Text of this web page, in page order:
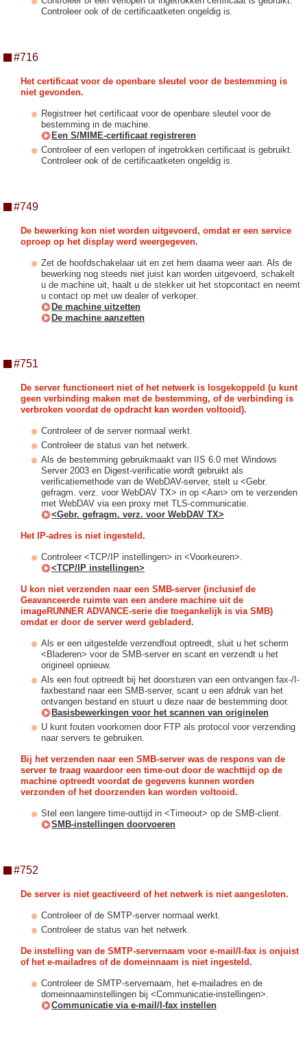
Controleer ook of de certificaatketen ongeldig is.
#716
Het certificaat voor de openbare sleutel voor de bestemming is
niet gevonden.
Registreer het certificaat voor de openbare sleutel voor de
bestemming in de machine.
Een S/MIME-certificaat registreren
Controleer of een verlopen of ingetrokken certificaat is gebruikt.
Controleer ook of de certificaatketen ongeldig is.
#749
De bewerking kon niet worden uitgevoerd, omdat er een service
oproep op het display werd weergegeven.
Zet de hoofdschakelaar uit en zet hem daarna weer aan. Als de
bewerking nog steeds niet juist kan worden uitgevoerd, schakelt
u de machine uit, haalt u de stekker uit het stopcontact en neemt
u contact op met uw dealer of verkoper.
De machine uitzetten
De machine aanzetten
#751
De server functioneert niet of het netwerk is losgekoppeld (u kunt
geen verbinding maken met de bestemming, of de verbinding is
verbroken voordat de opdracht kan worden voltooid).
Controleer of de server normaal werkt.
Controleer de status van het netwerk.
Als de bestemming gebruikmaakt van IIS 6.0 met Windows
Server 2003 en Digest-verificatie wordt gebruikt als
verificatiemethode van de WebDAV-server, stelt u <Gebr.
gefragm. verz. voor WebDAV TX> in op <Aan> om te verzenden
met WebDAV via een proxy met TLS-communicatie.
<Gebr. gefragm. verz. voor WebDAV TX>
Het IP-adres is niet ingesteld.
Controleer <TCP/IP instellingen> in <Voorkeuren>.
<TCP/IP instellingen>
U kon niet verzenden naar een SMB-server (inclusief de
Geavanceerde ruimte van een andere machine uit de
imageRUNNER ADVANCE-serie die toegankelijk is via SMB)
omdat er door de server werd gebladerd.
Als er een uitgestelde verzendfout optreedt, sluit u het scherm
<Bladeren> voor de SMB-server en scant en verzendt u het
origineel opnieuw.
Als een fout optreedt bij het doorsturen van een ontvangen fax-/I-
faxbestand naar een SMB-server, scant u een afdruk van het
ontvangen bestand en stuurt u deze naar de bestemming door.
Basisbewerkingen voor het scannen van originelen
U kunt fouten voorkomen door FTP als protocol voor verzending
naar servers te gebruiken.
Bij het verzenden naar een SMB-server was de respons van de
server te traag waardoor een time-out door de wachttijd op de
machine optreedt voordat de gegevens kunnen worden
verzonden of het doorzenden kan worden voltooid.
Stel een langere time-outtijd in <Timeout> op de SMB-client.
SMB-instellingen doorvoeren
#752
De server is niet geactiveerd of het netwerk is niet aangesloten.
Controleer of de SMTP-server normaal werkt.
Controleer de status van het netwerk.
De instelling van de SMTP-servernaam voor e-mail/I-fax is onjuist
of het e-mailadres of de domeinnaam is niet ingesteld.
Controleer de SMTP-servernaam, het e-mailadres en de
domeinnaaminstellingen bij <Communicatie-instellingen>.
Communicatie via e-mail/I-fax instellen